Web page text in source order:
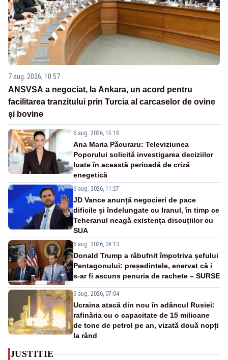
7 aug. 2026, 10:57
ANSVSA a negociat, la Ankara, un acord pentru
facilitarea tranzitului prin Turcia al carcaselor de ovine
și bovine
6 aug. 2026, 15:18
Ana Maria Păcuraru: Televiziunea
Poporului solicită investigarea deciziilor
luate în această perioadă de criză
enegetică
6 aug. 2026, 11:27
JD Vance anunță negocieri de pace
dificile și îndelungate cu Iranul, în timp ce
Teheranul neagă existența discuțiilor cu
SUA
6 aug. 2026, 09:13
Donald Trump a răbufnit împotriva șefului
Pentagonului: președintele, enervat că i
s-ar fi ascuns penuria de rachete – SURSE
6 aug. 2026, 07:04
Ucraina atacă din nou în adâncul Rusiei:
rafinăria cu o capacitate de 15 milioane
de tone de petrol pe an, vizată două nopți
la rând
JUSTITIE